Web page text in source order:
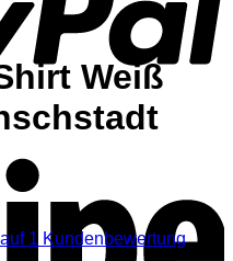
Weiß
1 Kundenbewertung